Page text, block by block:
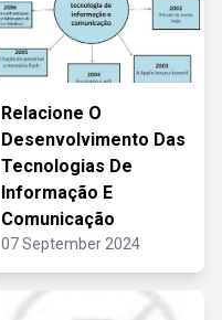
Relacione O
Desenvolvimento Das
Tecnologias De
Informação E
Comunicação
07 September 2024